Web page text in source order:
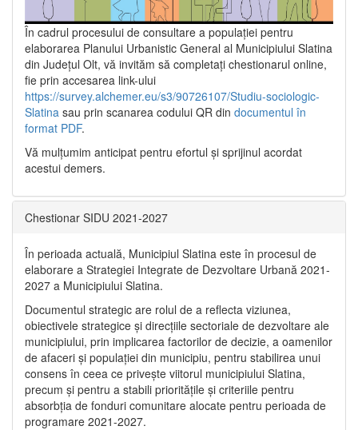
În cadrul procesului de consultare a populaţiei pentru
elaborarea Planului Urbanistic General al Municipiului Slatina
din Județul Olt, vă invităm să completați chestionarul online,
fie prin accesarea link-ului
https://survey.alchemer.eu/s3/90726107/Studiu-sociologic-
Slatina sau prin scanarea codului QR din documentul în
format PDF.
Vă mulţumim anticipat pentru efortul şi sprijinul acordat
acestui demers.
Chestionar SIDU 2021-2027
În perioada actuală, Municipiul Slatina este în procesul de
elaborare a Strategiei Integrate de Dezvoltare Urbană 2021‐
2027 a Municipiului Slatina.
Documentul strategic are rolul de a reflecta viziunea,
obiectivele strategice și direcțiile sectoriale de dezvoltare ale
municipiului, prin implicarea factorilor de decizie, a oamenilor
de afaceri și populației din municipiu, pentru stabilirea unui
consens în ceea ce privește viitorul municipiului Slatina,
precum și pentru a stabili prioritățile și criteriile pentru
absorbția de fonduri comunitare alocate pentru perioada de
programare 2021-2027.